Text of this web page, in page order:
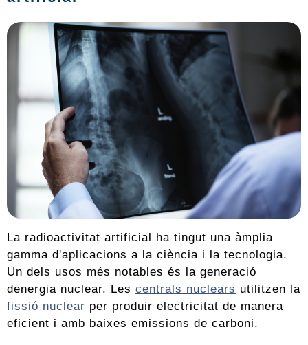
La radioactivitat artificial ha tingut una àmplia
gamma d'aplicacions a la ciència i la tecnologia.
Un dels usos més notables és la generació
denergia nuclear. Les centrals nuclears utilitzen la
fissió nuclear per produir electricitat de manera
eficient i amb baixes emissions de carboni.